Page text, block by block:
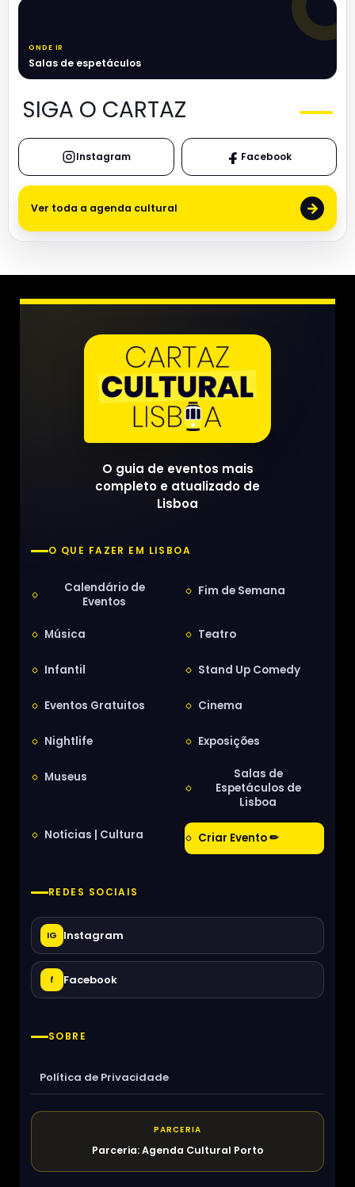
ONDE IR
Salas de espetáculos
SIGA O CARTAZ
Instagram Facebook
Ver toda a agenda cultural →
O guia de eventos mais
completo e atualizado de
Lisboa
O QUE FAZER EM LISBOA
Calendário de
Eventos
Fim de Semana
Música Teatro
Infantil Stand Up Comedy
Eventos Gratuitos Cinema
Nightlife Exposições
Museus
Salas de
Espetáculos de
Lisboa
Notícias | Cultura Criar Evento ✏
REDES SOCIAIS
IG Instagram
f Facebook
SOBRE
Política de Privacidade
PARCERIA
Parceria: Agenda Cultural Porto